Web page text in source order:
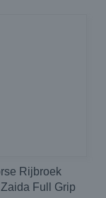
Rijbroek
Full Grip